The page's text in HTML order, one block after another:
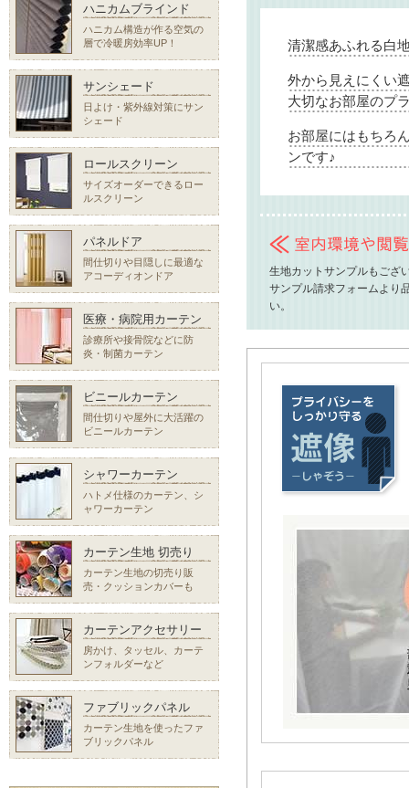
清潔感あふれる白
外から見えにくい
大切なお部屋のプ
お部屋にはもちろ
ンです♪
生地カットサンプルもござ
サンプル請求フォームより
い。
ハニカムブラインド
ハニカム構造が作る空気の
層で冷暖房効率UP！
サンシェード
日よけ・紫外線対策にサン
シェード
ロールスクリーン
サイズオーダーできるロー
ルスクリーン
パネルドア
間仕切りや目隠しに最適な
アコーディオンドア
医療・病院用カーテン
診療所や接骨院などに防
炎・制菌カーテン
ビニールカーテン
間仕切りや屋外に大活躍の
ビニールカーテン
シャワーカーテン
ハトメ仕様のカーテン、シ
ャワーカーテン
カーテン生地 切売り
カーテン生地の切売り販
売・クッションカバーも
カーテンアクセサリー
房かけ、タッセル、カーテ
ンフォルダーなど
ファブリックパネル
カーテン生地を使ったファ
ブリックパネル